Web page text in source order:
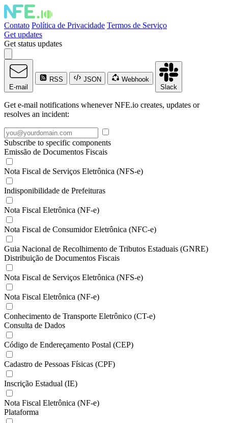
Contato Política de Privacidade Termos de Serviço
Get updates
Get status updates
E-mail
RSS JSON
Webhook
Slack
Get e-mail notifications whenever NFE.io creates, updates or
resolves an incident:
Subscribe to specific components
Emissão de Documentos Fiscais
Nota Fiscal de Serviços Eletrônica (NFS-e)
Indisponibilidade de Prefeituras
Nota Fiscal Eletrônica (NF-e)
Nota Fiscal de Consumidor Eletrônica (NFC-e)
Guia Nacional de Recolhimento de Tributos Estaduais (GNRE)
Distribuição de Documentos Fiscais
Nota Fiscal de Serviços Eletrônica (NFS-e)
Nota Fiscal Eletrônica (NF-e)
Conhecimento de Transporte Eletrônico (CT-e)
Consulta de Dados
Código de Endereçamento Postal (CEP)
Cadastro de Pessoas Físicas (CPF)
Inscrição Estadual (IE)
Nota Fiscal Eletrônica (NF-e)
Plataforma